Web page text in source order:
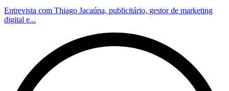
Entrevista com Thiago Jacaúna, publicitário, gestor de marketing
digital e...